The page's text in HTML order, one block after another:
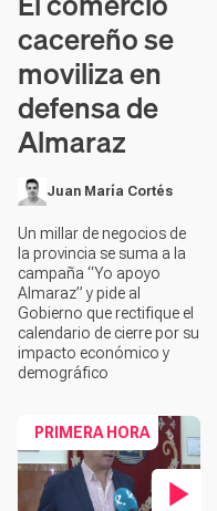
cacereño se
moviliza en
defensa de
Almaraz
Juan María Cortés
Un millar de negocios de
la provincia se suma a la
campaña “Yo apoyo
Almaraz” y pide al
Gobierno que rectifique el
calendario de cierre por su
impacto económico y
demográfico
PRIMERA HORA